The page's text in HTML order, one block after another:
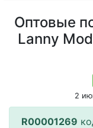
Оптовые
Lanny
2
R00001269